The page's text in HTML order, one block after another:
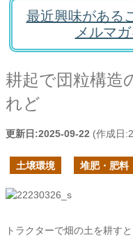
最近興味がある
メルマ
耕起で団粒構造
れど
更新日:2025-09-22 (作成日:
土壌環境 堆肥・肥料
トラクターで畑の土を耕す